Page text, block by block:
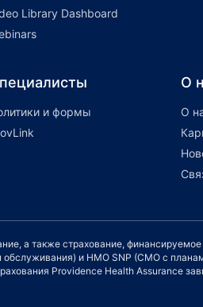
Library Dashboard
и формы
О
О
а также страхование,
и HMO SNP (СМО с
Providence Health Assurance